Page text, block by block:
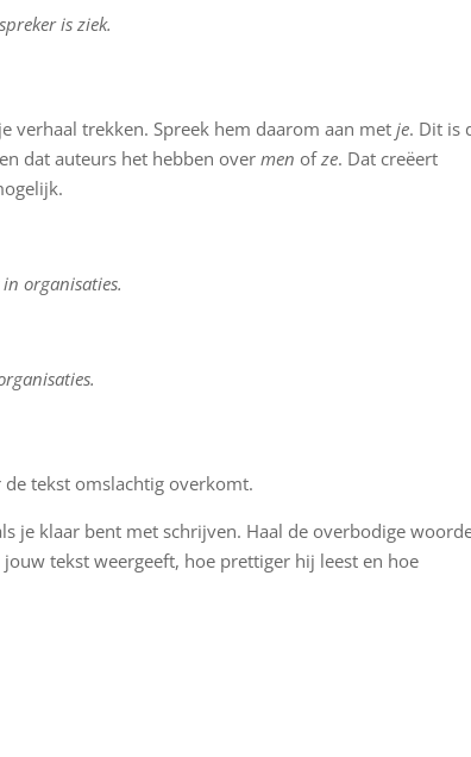
is ziek.
verhaal trekken. Spreek hem daarom aan metje. Dit is
dat auteurs het hebben overmen ofze. Dat creëert
organisaties.
tekst omslachtig overkomt.
je klaar bent met schrijven. Haal de overbodige
tekst weergeeft, hoe prettiger hij leest en hoe